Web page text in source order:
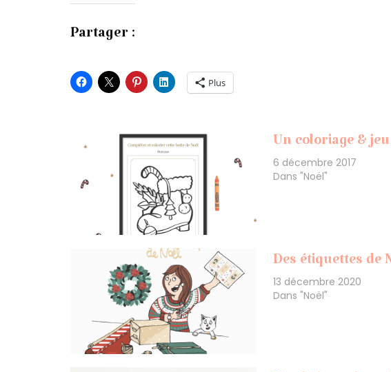
Partager :
Plus
Un coloriage &
6 décembre 2017
Dans "Noël"
Des étiquettes de
13 décembre 2020
Dans "Noël"